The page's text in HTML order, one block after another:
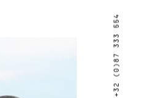
+32 (0)87 333 554